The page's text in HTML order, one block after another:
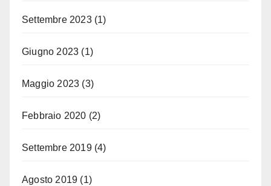
Settembre 2023(1)
Giugno 2023 (1)
Maggio 2023 (3)
Febbraio 2020 (2)
Settembre 2019(4)
Agosto 2019 (1)